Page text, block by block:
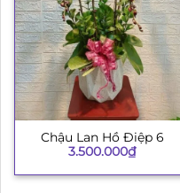
Chậu Lan Hồ Điệp 6
3.500.000₫